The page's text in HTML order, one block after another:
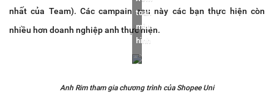
nhất của Team). Các campain sau này các bạn thực hiện còn
nhiều hơn doanh nghiệp anh thực hiện.
toàn
màn
hình
Anh Rim tham gia chương trình của Shopee Uni